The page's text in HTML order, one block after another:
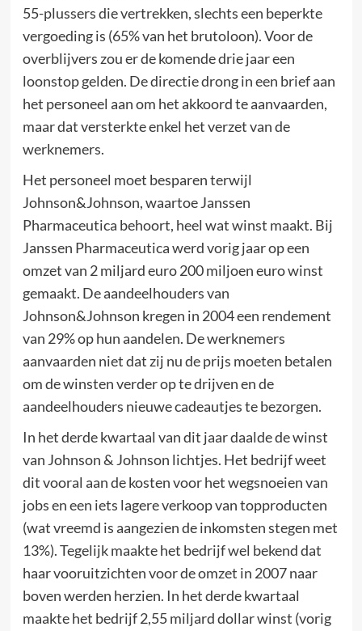
55-plussers die vertrekken, slechts een beperkte
vergoeding is (65% van het brutoloon). Voor de
overblijvers zou er de komende drie jaar een
loonstop gelden. De directie drong in een brief aan
het personeel aan om het akkoord te aanvaarden,
maar dat versterkte enkel het verzet van de
werknemers.
Het personeel moet besparen terwijl
Johnson&Johnson, waartoe Janssen
Pharmaceutica behoort, heel wat winst maakt. Bij
Janssen Pharmaceutica werd vorig jaar op een
omzet van 2 miljard euro 200 miljoen euro winst
gemaakt. De aandeelhouders van
Johnson&Johnson kregen in 2004 een rendement
van 29% op hun aandelen. De werknemers
aanvaarden niet dat zij nu de prijs moeten betalen
om de winsten verder op te drijven en de
aandeelhouders nieuwe cadeautjes te bezorgen.
In het derde kwartaal van dit jaar daalde de winst
van Johnson & Johnson lichtjes. Het bedrijf weet
dit vooral aan de kosten voor het wegsnoeien van
jobs en een iets lagere verkoop van topproducten
(wat vreemd is aangezien de inkomsten stegen met
13%). Tegelijk maakte het bedrijf wel bekend dat
haar vooruitzichten voor de omzet in 2007 naar
boven werden herzien. In het derde kwartaal
maakte het bedrijf 2,55 miljard dollar winst (vorig